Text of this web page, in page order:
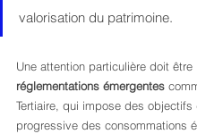
valorisation du patrimoine.
Une attention particulière doit être
réglementations émergentes
Tertiaire, qui impose des objectifs
progressive des consommations